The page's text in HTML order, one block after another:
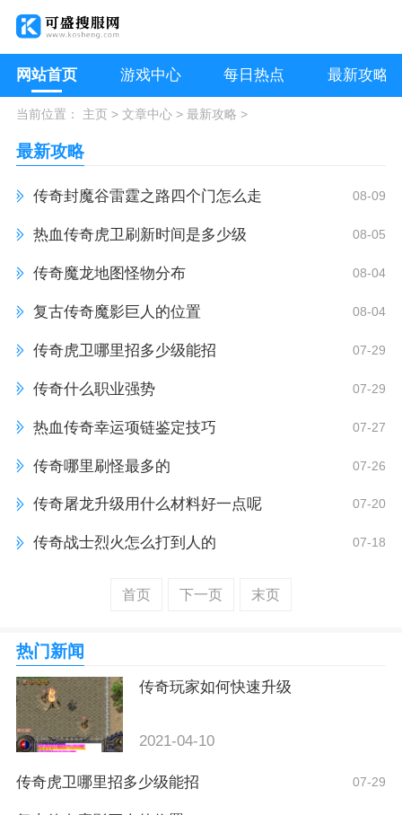
网站首页 游戏中心 每日热点 最新攻略
当前位置： 主页> 文章中心> 最新攻略 >
最新攻略
传奇封魔谷雷霆之路四个门怎么走 08-09
热血传奇虎卫刷新时间是多少级 08-05
传奇魔龙地图怪物分布 08-04
复古传奇魔影巨人的位置 08-04
传奇虎卫哪里招多少级能招 07-29
传奇什么职业强势 07-29
热血传奇幸运项链鉴定技巧 07-27
传奇哪里刷怪最多的 07-26
传奇屠龙升级用什么材料好一点呢 07-20
传奇战士烈火怎么打到人的 07-18
首页 下一页 末页
热门新闻
传奇玩家如何快速升级
2021-04-10
传奇虎卫哪里招多少级能招 07-29